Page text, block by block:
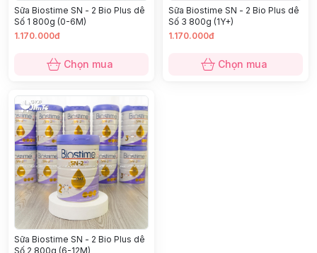
Sữa Biostime SN - 2 Bio Plus dê
Số 1 800g (0-6M)
1.170.000đ
Chọn mua
Sữa Biostime SN - 2 Bio Plus dê
Số 3 800g (1Y+)
1.170.000đ
Chọn mua
Sữa Biostime SN - 2 Bio Plus dê
Số 2 800g (6-12M)